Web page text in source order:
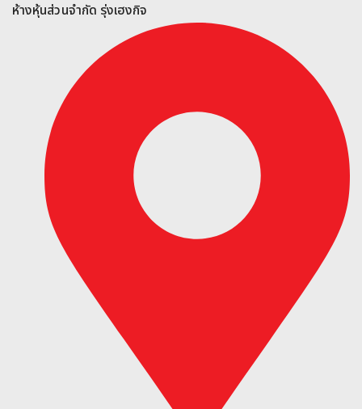
ห้างหุ้นส่วนจำกัด รุ่งเฮงกิจ